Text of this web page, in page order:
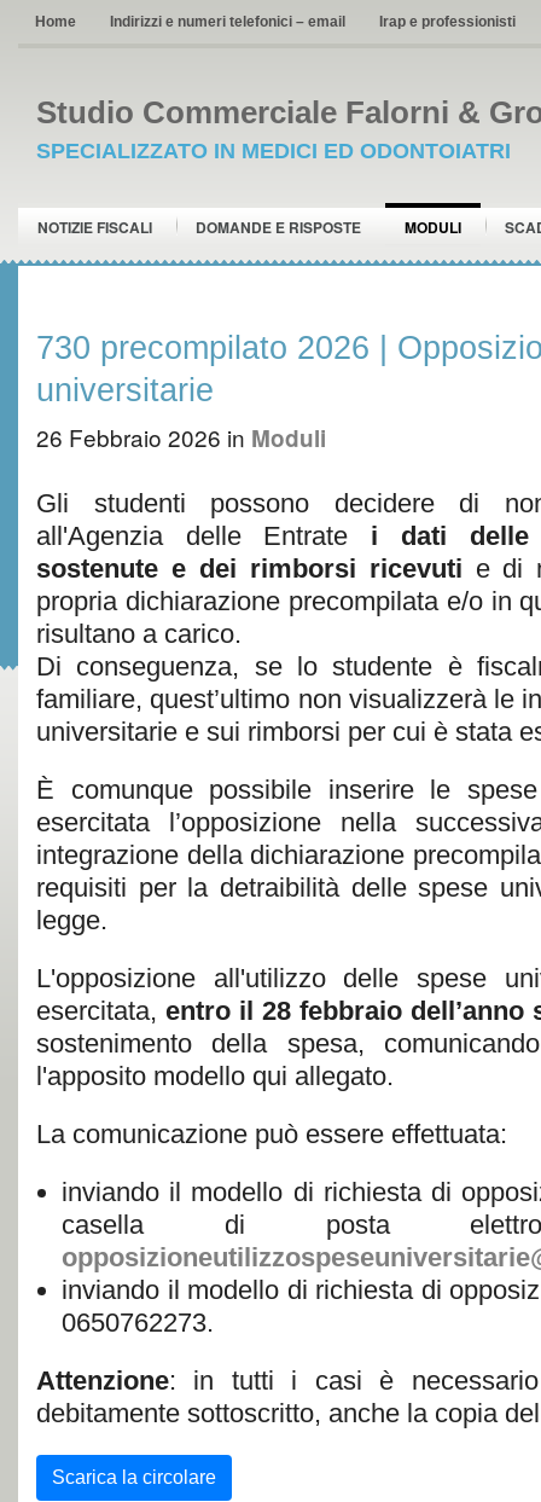
Home Indirizzi e numeri telefonici – email Irap e professionisti
Studio Commerciale Falorni &
SPECIALIZZATO IN MEDICI ED ODONTOIATRI
NOTIZIE FISCALI DOMANDE E RISPOSTE MODULI
730 precompilato 2026 |
universitarie
26 Febbraio 2026 in Moduli
Gli studenti possono decidere di
all'Agenzia delle Entrate i dati delle
sostenute e dei rimborsi ricevuti e di
propria dichiarazione precompilata e/o in
risultano a carico.
Di conseguenza, se lo studente è
familiare, quest’ultimo non visualizzerà le
universitarie e sui rimborsi per cui è stata
È comunque possibile inserire le
esercitata l’opposizione nella
integrazione della dichiarazione
requisiti per la detraibilità delle spese
legge.
L'opposizione all'utilizzo delle spese
esercitata, entro il 28 febbraio dell’anno
sostenimento della spesa,
l'apposito modello qui allegato.
La comunicazione può essere effettuata:
inviando il modello di richiesta di
casella di posta
inviando il modello di richiesta di
0650762273.
Attenzione: in tutti i casi è
debitamente sottoscritto, anche la copia
Scarica la circolare